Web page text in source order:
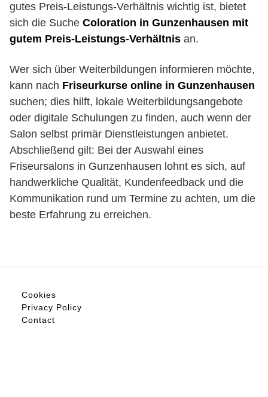
gutes Preis-Leistungs-Verhältnis wichtig ist, bietet
sich die Suche Coloration in Gunzenhausen mit
gutem Preis-Leistungs-Verhältnis an.
Wer sich über Weiterbildungen informieren möchte,
kann nach Friseurkurse online in Gunzenhausen
suchen; dies hilft, lokale Weiterbildungsangebote
oder digitale Schulungen zu finden, auch wenn der
Salon selbst primär Dienstleistungen anbietet.
Abschließend gilt: Bei der Auswahl eines
Friseursalons in Gunzenhausen lohnt es sich, auf
handwerkliche Qualität, Kundenfeedback und die
Kommunikation rund um Termine zu achten, um die
beste Erfahrung zu erreichen.
Cookies
Privacy Policy
Contact